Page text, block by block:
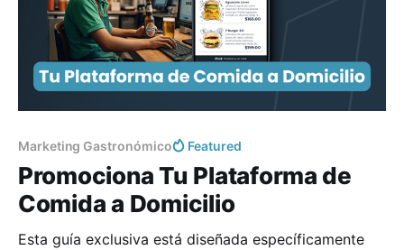
Marketing Gastronómico Featured
Promociona Tu Plataforma de
Comida a Domicilio
Esta guía exclusiva está diseñada específicamente